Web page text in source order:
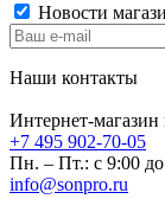
Новости
Наши контакты
Интернет-
+7 495 902-70-05
Пн. – Пт.: с 9:00
info@sonpro.ru